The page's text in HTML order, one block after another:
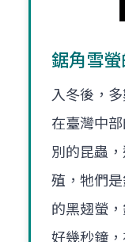
鋸角雪
入冬後，
在臺灣中
別的昆蟲
殖，牠們
的黑翅螢
好幾秒鐘